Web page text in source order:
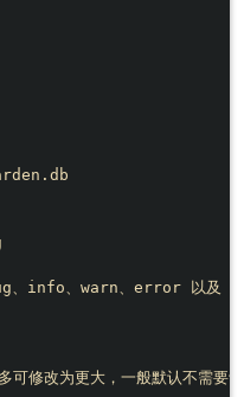
、info、warn、error 以及
可修改为更大，一般默认不需要